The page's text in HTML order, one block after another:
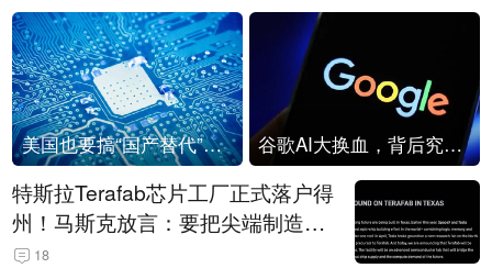
美国也要搞“国产替代”？先算清三笔账 谷歌AI大换血，背后究竟发生了什么？
特斯拉Terafab芯片工厂正式落户得
州！马斯克放言：要把尖端制造带
回美国
18